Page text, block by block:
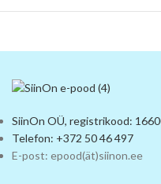
SiinOn OÜ, registrikood:
Telefon: +372 50 46 497
E-post: epood(ät)siinon.ee